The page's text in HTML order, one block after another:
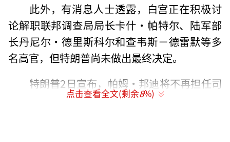
此外，有消息人士透露，白宫正在积极讨
论解职联邦调查局局长卡什·帕特尔、陆军部
长丹尼尔·德里斯科尔和查韦斯－德雷默等多
名高官，但特朗普尚未做出最终决定。
特朗普2日宣布，帕姆·邦迪将不再担任司
法部长一职，成为其第二个总统任期内第二名
点击查看全文(剩余8%)